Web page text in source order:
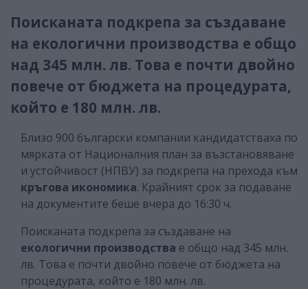
Поисканата подкрепа за създаване
на екологични производства е общо
над 345 млн. лв. Това е почти двойно
повече от бюджета на процедурата,
който е 180 млн. лв.
Близо 900 български компании кандидатстваха по
мярката от Националния план за възстановяване
и устойчивост (НПВУ) за подкрепа на прехода към
кръгова икономика. Крайният срок за подаване
на документите беше вчера до 16:30 ч.
Поисканата подкрепа за създаване на
екологични производства е общо над 345 млн.
лв. Това е почти двойно повече от бюджета на
процедурата, който е 180 млн. лв.